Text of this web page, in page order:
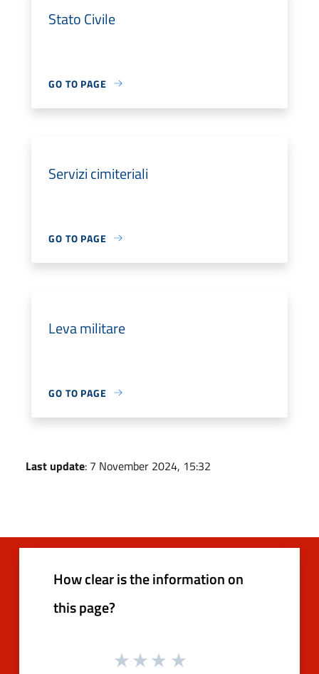
Stato Civile
GO TO PAGE
Servizi cimiteriali
GO TO PAGE
Leva militare
GO TO PAGE
Last update: 7 November 2024, 15:32
How clear is the information on
this page?